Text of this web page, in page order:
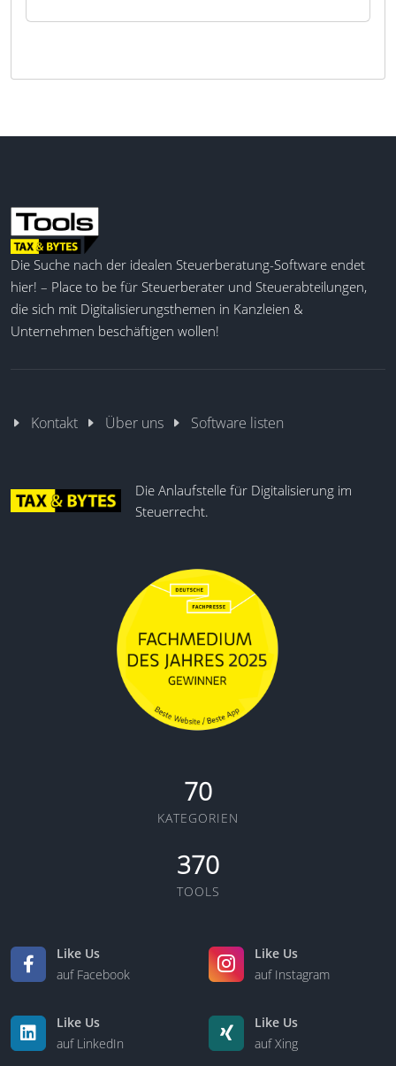
Die Suche nach der idealen Steuerberatung-Software endet
hier! – Place to be für Steuerberater und Steuerabteilungen,
die sich mit Digitalisierungsthemen in Kanzleien &
Unternehmen beschäftigen wollen!
Kontakt Über uns Software listen
Die Anlaufstelle für Digitalisierung im
Steuerrecht.
70
KATEGORIEN
370
TOOLS
Like Us
auf Facebook
Like Us
auf Instagram
Like Us
auf LinkedIn
Like Us
auf Xing